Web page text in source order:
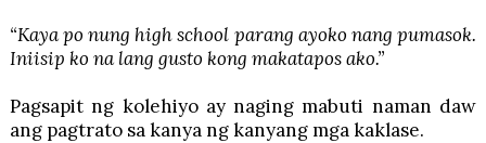
“Kaya po nung high school parang ayoko nang pumasok.
Iniisip ko na lang gusto kong makatapos ako.”
Pagsapit ng kolehiyo ay naging mabuti naman daw
ang pagtrato sa kanya ng kanyang mga kaklase.